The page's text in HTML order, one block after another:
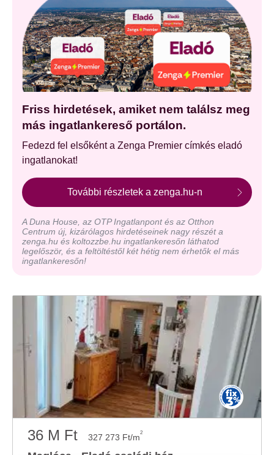
Friss hirdetések, amiket nem találsz meg
más ingatlankereső portálon.
Fedezd fel elsőként a Zenga Premier címkés eladó
ingatlanokat!
További részletek a zenga.hu-n
A Duna House, az OTP Ingatlanpont és az Otthon
Centrum új, kizárólagos hirdetéseinek nagy részét a
zenga.hu és koltozzbe.hu ingatlankeresőn láthatod
legelőször, és a feltöltéstől két hétig nem érhetők el más
ingatlankeresőn!
36 M Ft 327 273 Ft/m2